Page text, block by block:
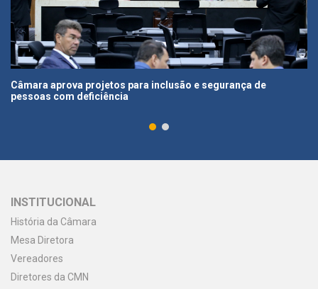
Câmara aprova projetos para inclusão e segurança de
pessoas com deficiência
INSTITUCIONAL
História da Câmara
Mesa Diretora
Vereadores
Diretores da CMN